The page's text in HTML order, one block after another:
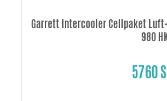
Garrett Intercooler Cellpaket
980
5760